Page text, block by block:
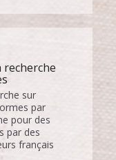
sur
par
pour des
par des
français